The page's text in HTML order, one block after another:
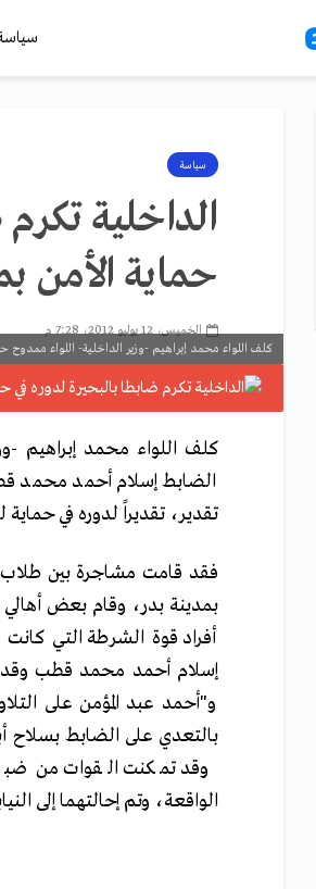
سياسة
الداخلية
حماية الأمن
الخميس، 12 يوليو 2012، 7:28 م
كلف اللواء محمد إبراهيم -وزير الداخلية- اللواء
كلف اللواء محمد إبراهيم -
الضابط إسلام أحمد محمد
تقدير، تقديراً لدوره في حماية
فقد قامت مشاجرة بين طلاب
بمدينة بدر، وقام بعض
أفراد قوة الشرطة التي كانت
بالتعدي على الضابط بسلاح
وقد تمكنت القوات من ضبط
الواقعة، وتم إحالتهما إلى